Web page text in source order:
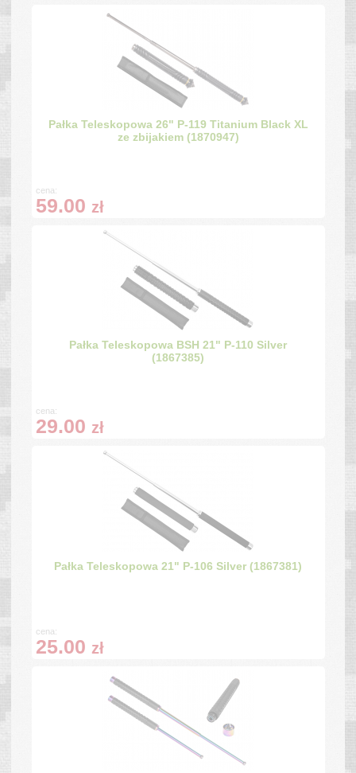
Pałka Teleskopowa 26" P-119 Titanium Black XL
ze zbijakiem (1870947)
cena:
59.00 zł
Pałka Teleskopowa BSH 21" P-110 Silver
(1867385)
cena:
29.00 zł
Pałka Teleskopowa 21" P-106 Silver (1867381)
cena:
25.00 zł